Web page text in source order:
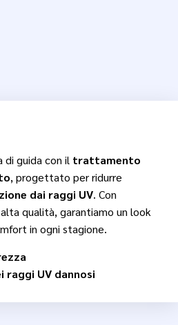
di guida con il trattamento
, progettato per ridurre
dai raggi UV. Con
qualità, garantiamo un look
in ogni stagione.
raggi UV dannosi